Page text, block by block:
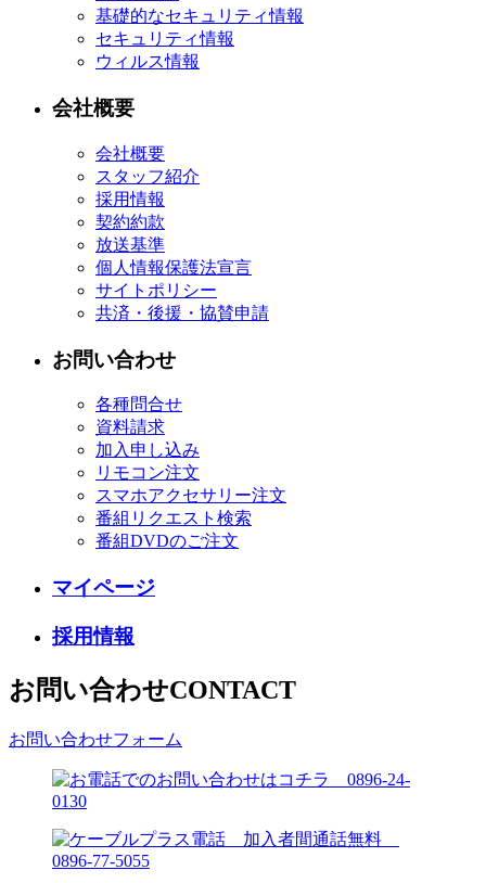
基礎的なセキュリティ情報
セキュリティ情報
ウィルス情報
会社概要
会社概要
スタッフ紹介
採用情報
契約約款
放送基準
個人情報保護法宣言
サイトポリシー
共済・後援・協賛申請
お問い合わせ
各種問合せ
資料請求
加入申し込み
リモコン注文
スマホアクセサリー注文
番組リクエスト検索
番組DVDのご注文
マイページ
採用情報
お問い合わせCONTACT
お問い合わせフォーム